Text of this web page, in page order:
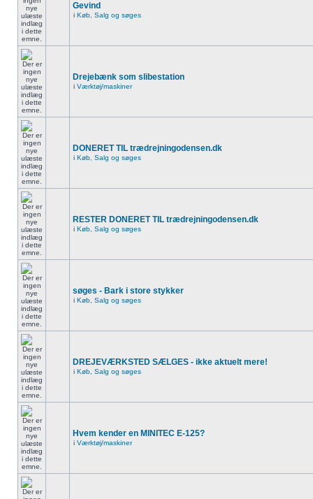
Gevind
i Køb, Salg og søges
Drejebænk som slibestation
i Værktøj/maskiner
DONERET TIL trædrejningodensen.dk
i Køb, Salg og søges
RESTER DONERET TIL trædrejningodensen.dk
i Køb, Salg og søges
søges - Bark i store stykker
i Køb, Salg og søges
DREJEVÆRKSTED SÆLGES - ikke aktuelt mere!
i Køb, Salg og søges
Hvem kender en MINITEC E-125?
i Værktøj/maskiner